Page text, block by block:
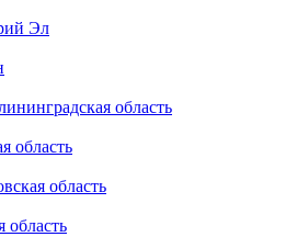
Эл
область
область
область
область